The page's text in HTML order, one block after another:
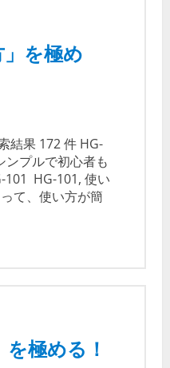
を極め
結果 172 件 HG-
ンプルで初心者も
HG-101, 使い
て、使い方が簡
を極める！